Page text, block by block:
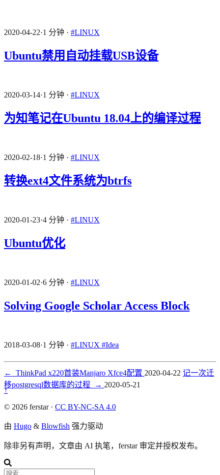
2020-04-22·1 分钟 · #LINUX
Ubuntu禁用自动挂载USB设备
2020-03-14·1 分钟 · #LINUX
为知笔记在Ubuntu 18.04上的编译过程
2020-02-18·1 分钟 · #LINUX
转换ext4文件系统为btrfs
2020-01-23·4 分钟 · #LINUX
Ubuntu优化
2020-01-02·6 分钟 · #LINUX
Solving Google Scholar Access Block
2018-03-08·1 分钟 · #LINUX #Idea
← ThinkPad x220首装Manjaro Xfce4配置 2020-04-22 记一次迁
移postgresql数据库的过程
→ 2020-05-21
↑
© 2026 ferstar · CC BY-NC-SA 4.0
由 Hugo & Blowfish 强力驱动
除非另有声明，文章由 AI 执笔，ferstar 审定并授权发布。